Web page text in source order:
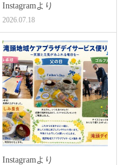
Instagramより
2026.07.18
Instagramより